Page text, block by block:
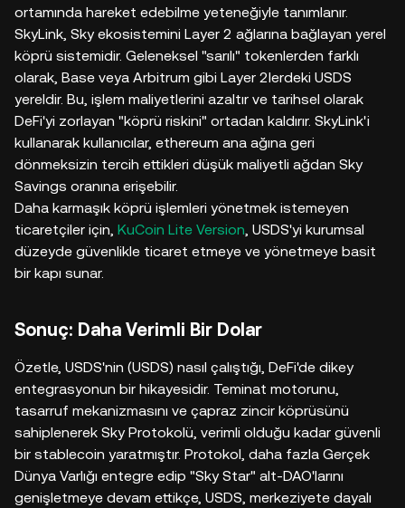
ortamında hareket edebilme yeteneğiyle tanımlanır.
SkyLink, Sky ekosistemini Layer 2 ağlarına bağlayan yerel
köprü sistemidir. Geleneksel "sarılı" tokenlerden farklı
olarak, Base veya Arbitrum gibi Layer 2lerdeki USDS
yereldir. Bu, işlem maliyetlerini azaltır ve tarihsel olarak
DeFi'yi zorlayan "köprü riskini" ortadan kaldırır. SkyLink'i
kullanarak kullanıcılar, ethereum ana ağına geri
dönmeksizin tercih ettikleri düşük maliyetli ağdan Sky
Savings oranına erişebilir.
Daha karmaşık köprü işlemleri yönetmek istemeyen
ticaretçiler için, KuCoin Lite Version, USDS'yi kurumsal
düzeyde güvenlikle ticaret etmeye ve yönetmeye basit
bir kapı sunar.
Sonuç: Daha Verimli Bir Dolar
Özetle, USDS'nin (USDS) nasıl çalıştığı, DeFi'de dikey
entegrasyonun bir hikayesidir. Teminat motorunu,
tasarruf mekanizmasını ve çapraz zincir köprüsünü
sahiplenerek Sky Protokolü, verimli olduğu kadar güvenli
bir stablecoin yaratmıştır. Protokol, daha fazla Gerçek
Dünya Varlığı entegre edip "Sky Star" alt-DAO'larını
genişletmeye devam ettikçe, USDS, merkeziyete dayalı